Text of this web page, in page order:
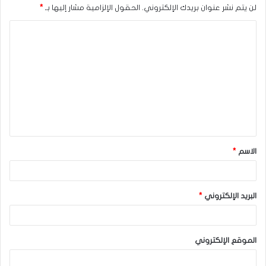
لن يتم نشر عنوان بريدك الإلكتروني. الحقول الإلزامية مشار إليها بـ *
ق
*الاسم *
البريد الإلكتروني *
الموقع الإلكتروني